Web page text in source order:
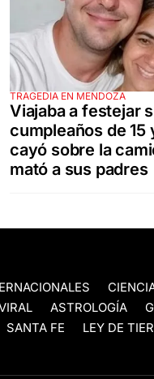
TRAGEDIA EN MENDOZA
Viajaba a festejar
cumpleaños de 15
cayó sobre la
mató a sus padres
ASTROLOGÍA
SANTA FE
LEY DE